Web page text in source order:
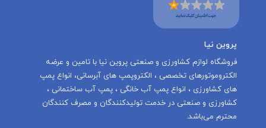
پروین نیا
‌فروشگاه لوازم کشاورزی و صنعتی پروین نیا با تامين و عرضه
الكتروموتورهاى تخصصى ، الكتروپمپ هاى آبرسانى، انواع پمپ
های کشاورزی ، انواع پمپ آب خانگی ، پمپ آب ساختمانی ،
کشاورزی و صنعتی در خدمت توليدكنندگان و مصرف كنندگان
محترم می‌باشد.